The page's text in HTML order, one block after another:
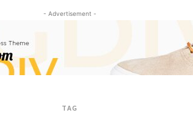
- Advertisement -
TAG